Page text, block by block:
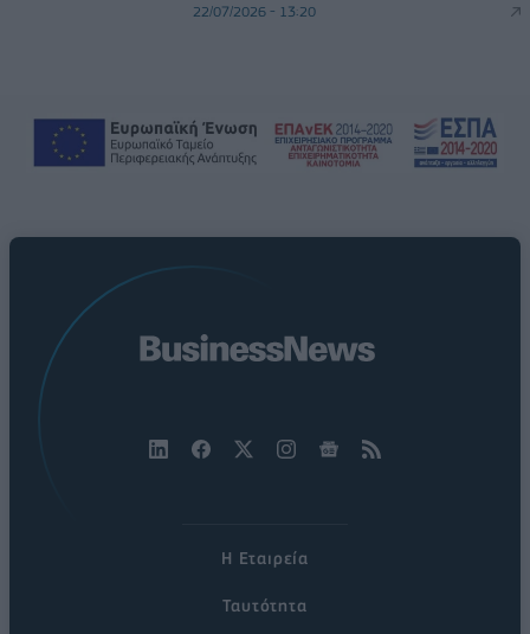
22/07/2026 - 13:20
Η Εταιρεία
Ταυτότητα